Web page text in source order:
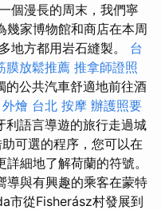
個漫長的周末，我們寧
幾家博物館和商店在本周
地方都用岩石縫製。 台
膜放鬆推薦 推拿師證照
的公共汽車舒適地前往酒
燴 台北 按摩 辦護照要
利語言導遊的旅行走過城
可選的程序，您可以在
細地了解荷蘭的符號。
導與有興趣的乘客在蒙特
市從Fisherász村發展到